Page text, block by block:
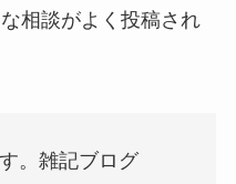
相談がよく投稿され
。雑記ブログ